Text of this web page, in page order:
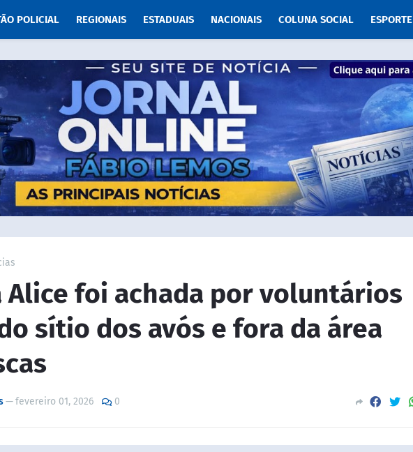
POLICIAL REGIONAIS ESTADUAIS NACIONAIS COLUNA SOCIAL ESPORTE
Alice foi achada por voluntários
sítio dos avós e fora da área
—fevereiro 01, 2026 0